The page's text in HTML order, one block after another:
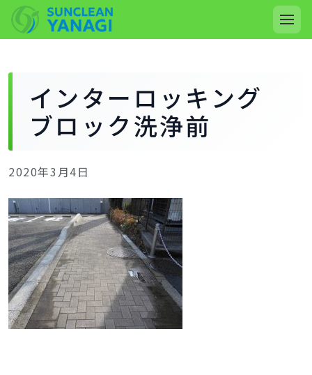
インターロッキング
ブロック洗浄前
2020年3月4日